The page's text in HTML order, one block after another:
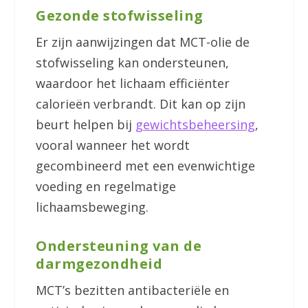
Gezonde stofwisseling
Er zijn aanwijzingen dat MCT-olie de
stofwisseling kan ondersteunen,
waardoor het lichaam efficiënter
calorieën verbrandt. Dit kan op zijn
beurt helpen bij gewichtsbeheersing,
vooral wanneer het wordt
gecombineerd met een evenwichtige
voeding en regelmatige
lichaamsbeweging.
Ondersteuning van de
darmgezondheid
MCT’s bezitten antibacteriële en